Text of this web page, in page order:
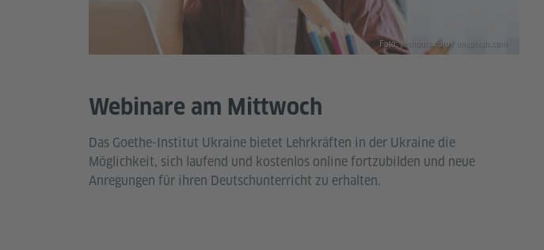
Webinare am Mittwoch
Das Goethe-Institut Ukraine bietet Lehrkräften in der Ukraine die
Möglichkeit, sich laufend und kostenlos online fortzubilden und neue
Anregungen für ihren Deutschunterricht zu erhalten.
Foto: jeshoots.com / unsplash.com